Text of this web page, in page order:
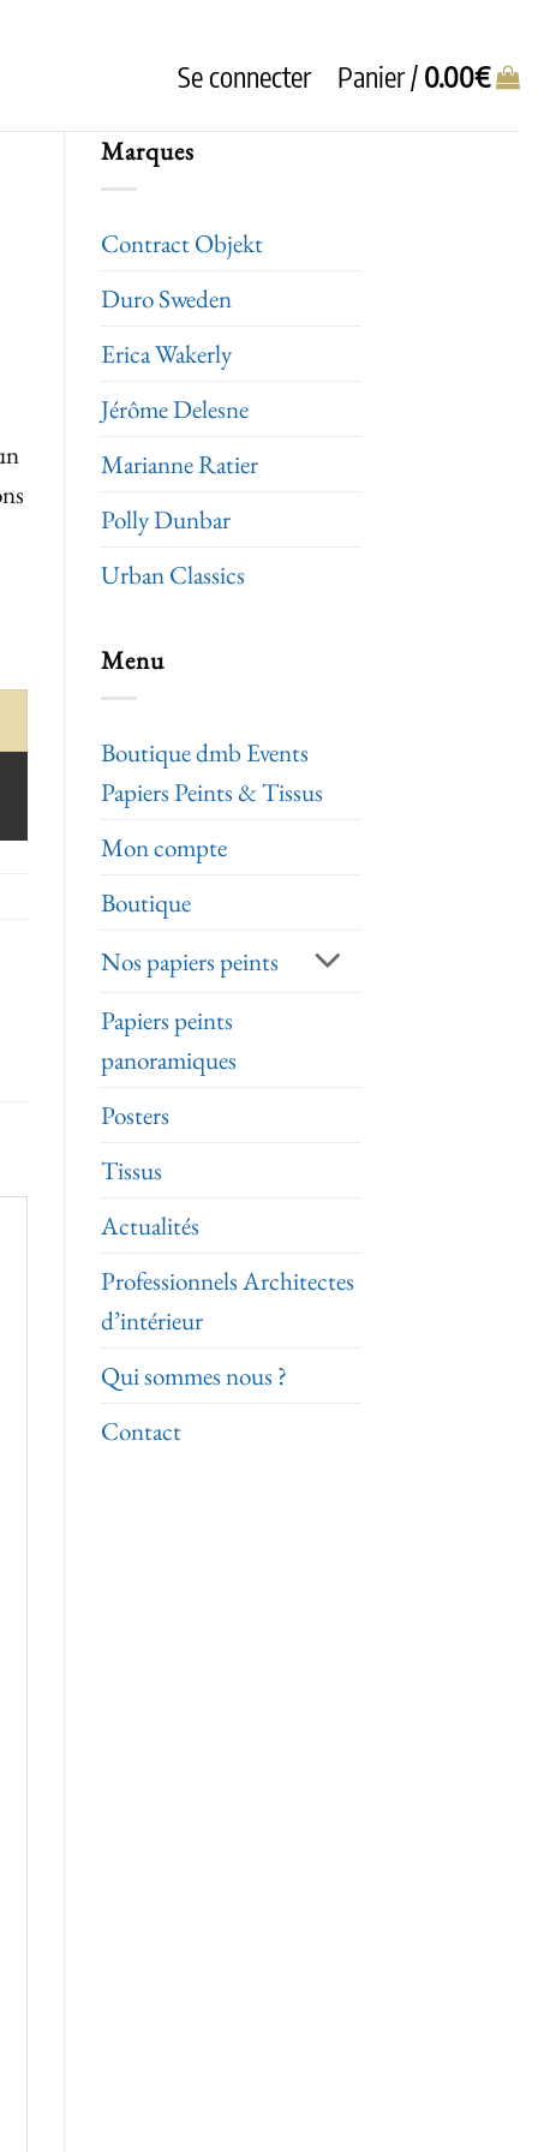
Se connecter Panier / 0.00€
Marques
Contract Objekt
Duro Sweden
Erica Wakerly
Jérôme Delesne
Marianne Ratier
Polly Dunbar
Urban Classics
Menu
Boutique dmb Events
Papiers Peints & Tissus
Mon compte
Boutique
Nos papiers peints
Papiers peints
panoramiques
Posters
Tissus
Actualités
Professionnels Architectes
d’intérieur
Qui sommes nous ?
Contact